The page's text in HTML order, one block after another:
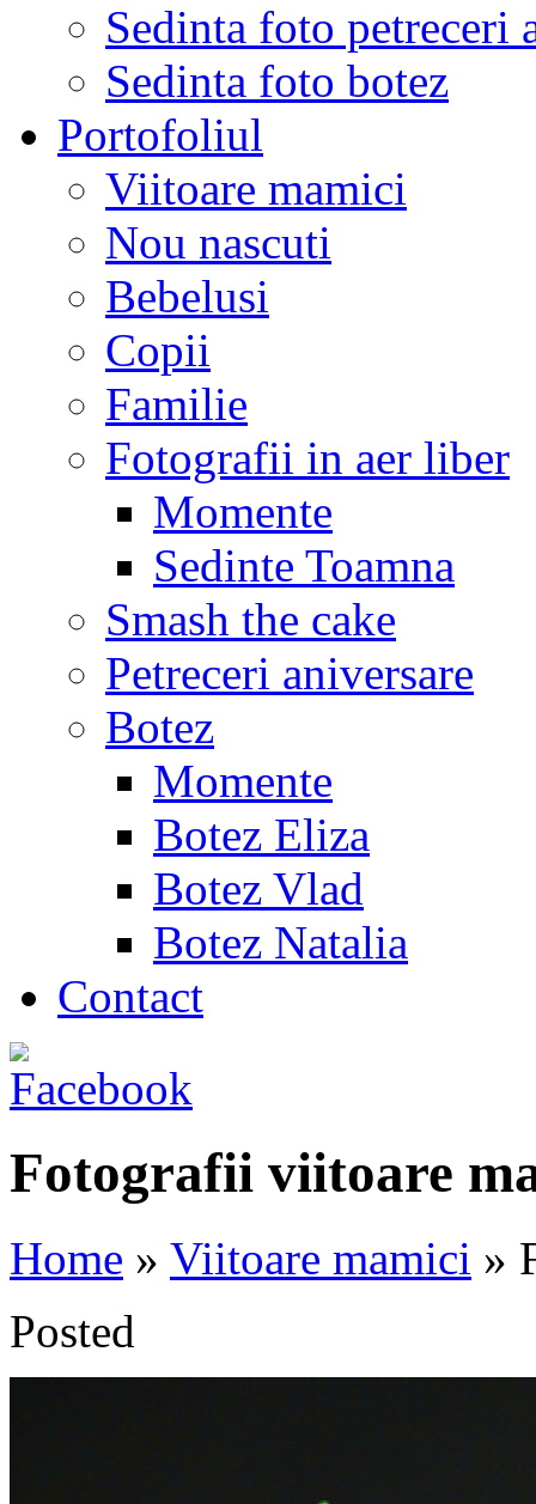
Sedinta foto petreceri
Sedinta foto botez
Portofoliul
Viitoare mamici
Nou nascuti
Bebelusi
Copii
Familie
Fotografii in aer liber
Momente
Sedinte Toamna
Smash the cake
Petreceri aniversare
Botez
Momente
Botez Eliza
Botez Vlad
Botez Natalia
Contact
Fotografii viitoare
Home » Viitoare mamici »
Posted